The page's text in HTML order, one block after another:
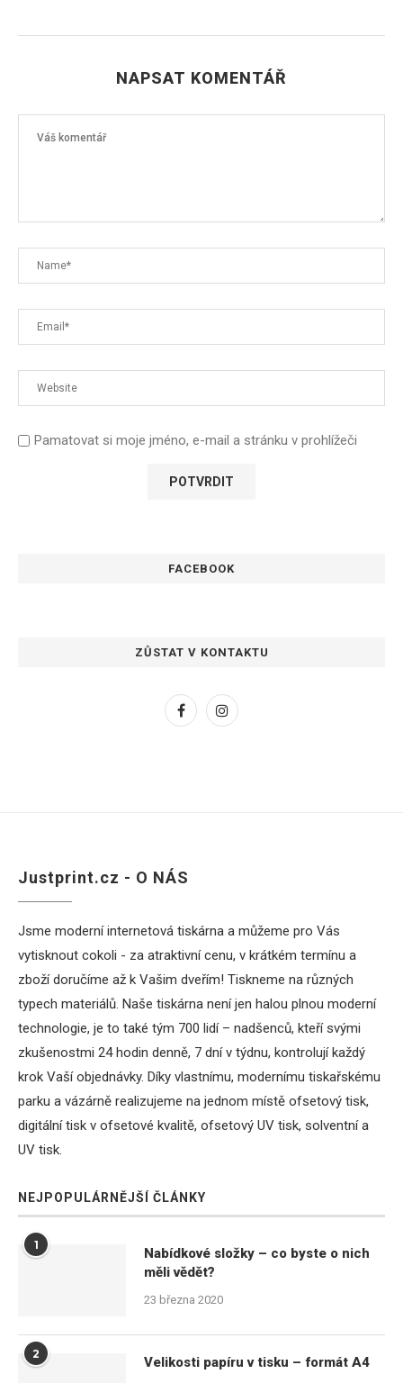
NAPSAT KOMENTÁŘ
Pamatovat si moje jméno, e-mail a stránku v prohlížeči
FACEBOOK
ZŮSTAT V KONTAKTU
Justprint.cz - O NÁS
Jsme moderní internetová tiskárna a můžeme pro Vás
vytisknout cokoli - za atraktivní cenu, v krátkém termínu a
zboží doručíme až k Vašim dveřím! Tiskneme na různých
typech materiálů. Naše tiskárna není jen halou plnou moderní
technologie, je to také tým 700 lidí – nadšenců, kteří svými
zkušenostmi 24 hodin denně, 7 dní v týdnu, kontrolují každý
krok Vaší objednávky. Díky vlastnímu, modernímu tiskařskému
parku a vázárně realizujeme na jednom místě ofsetový tisk,
digitální tisk v ofsetové kvalitě, ofsetový UV tisk, solventní a
UV tisk.
NEJPOPULÁRNĚJŠÍ ČLÁNKY
1
Nabídkové složky – co byste o nich
měli vědět?
23 března 2020
2
Velikosti papíru v tisku – formát A4